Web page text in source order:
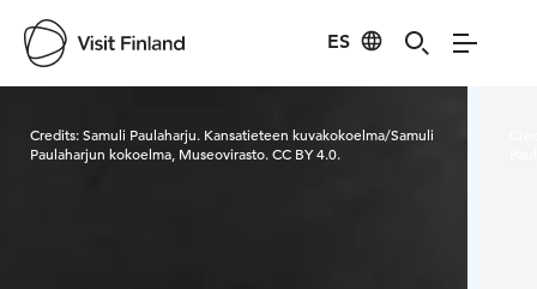
ES
Credits:Samuli Paulaharju. Kansatieteen kuvakokoelma/Samuli
Paulaharjun kokoelma, Museovirasto. CC BY 4.0.